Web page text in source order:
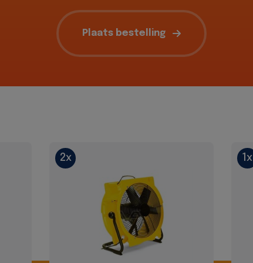
Plaats bestelling
2x 1x